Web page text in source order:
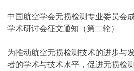
中国航空学会无损检测专业委员会
学术研讨会征文通知（第二轮）
为推动航空无损检测技术的进步与
者的学术与技术水平，促进无损检